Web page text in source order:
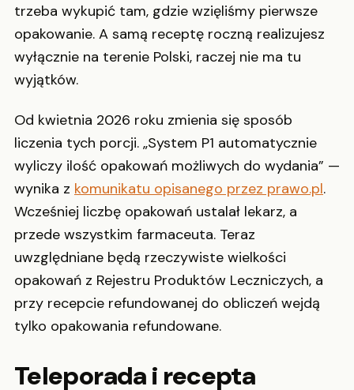
trzeba wykupić tam, gdzie wzięliśmy pierwsze
opakowanie. A samą receptę roczną realizujesz
wyłącznie na terenie Polski, raczej nie ma tu
wyjątków.
Od kwietnia 2026 roku zmienia się sposób
liczenia tych porcji. „System P1 automatycznie
wyliczy ilość opakowań możliwych do wydania” —
wynika z komunikatu opisanego przez prawo.pl.
Wcześniej liczbę opakowań ustalał lekarz, a
przede wszystkim farmaceuta. Teraz
uwzględniane będą rzeczywiste wielkości
opakowań z Rejestru Produktów Leczniczych, a
przy recepcie refundowanej do obliczeń wejdą
tylko opakowania refundowane.
Teleporada i recepta